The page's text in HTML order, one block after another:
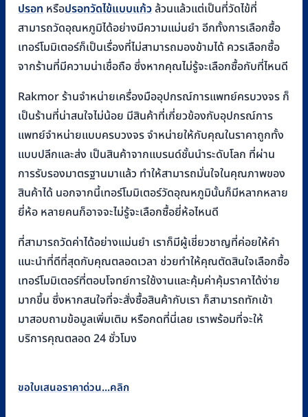
ปรอท หรือปรอทวัดไข้แบบแก้วล้วนแล้วแต่เป็นที่วัดไข้ที่
สามารถวัดอุณหภูมิได้อย่างมีความแม่นยำ อีกทั้งการเลือกซื้อ
เทอร์โมมิเตอร์ก็เป็นเรื่องที่ไม่สามารถมองข้ามได้ ควรเลือกซื้อ
จากร้านที่มีความน่าเชื่อถือ ซึ่งหากคุณไม่รู้จะเลือกซื้อกับที่ไหนดี
Rakmor ร้านจำหน่ายเครื่องมืออุปกรณ์การแพทย์ครบวงจร ก็
เป็นร้านที่น่าสนใจไม่น้อย มีสินค้าที่เกี่ยวข้องกับอุปกรณ์การ
แพทย์จำหน่ายแบบครบวงจร จำหน่ายให้กับคุณในราคาถูกทั้ง
แบบปลีกและส่ง เป็นสินค้าจากแบรนด์ชั้นนำระดับโลก ที่ผ่าน
การรับรองมาตรฐานมาแล้ว ทำให้สามารถมั่นใจในคุณภาพของ
สินค้าได้ นอกจากนี้เทอร์โมมิเตอร์วัดอุณหภูมินั้นก็มีหลากหลาย
ยี่ห้อ หลายคนก็อาจจะไม่รู้จะเลือกซื้อยี่ห้อไหนดี
ที่สามารถวัดค่าได้อย่างแม่นยำ เราก็มีผู้เชี่ยวชาญที่ค่อยให้คำ
แนะนำที่ดีที่สุดกับคุณตลอดเวลา ช่วยทำให้คุณตัดสินใจเลือกซื้อ
เทอร์โมมิเตอร์ที่ตอบโจทย์การใช้งานและคุ้มค่าคุ้มราคาได้ง่าย
มากขึ้น ซึ่งหากสนใจที่จะสั่งซื้อสินค้ากับเรา ก็สามารถทักเข้า
มาสอบถามข้อมูลเพิ่มเติม หรือกดที่นี่เลย เราพร้อมที่จะให้
บริการคุณตลอด 24 ชั่วโมง
ขอใบเสนอราคาด่วน...คลิก